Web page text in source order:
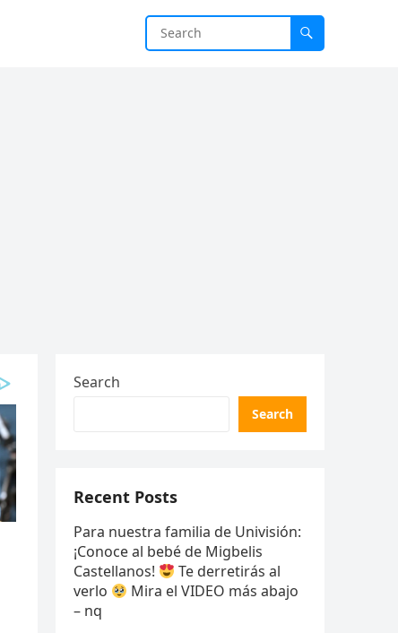
Search
Search
Recent Posts
Para nuestra familia de Univisión:
¡Conoce al bebé de Migbelis
Castellanos!
Te derretirás al
verlo
Mira el VIDEO más abajo
– nq